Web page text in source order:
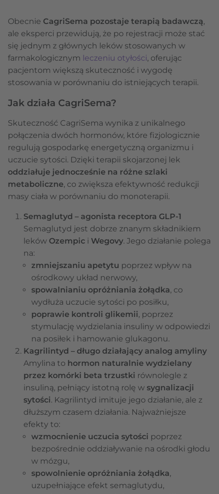
Obecnie CagriSema pozostaje terapią badawczą,
ale eksperci przewidują, że po rejestracji może stać
się jednym z głównych leków stosowanych w
farmakologicznym leczeniu otyłości, oferując
pacjentom większą skuteczność i wygodę
stosowania w porównaniu do istniejących terapii.
Jak działa CagriSema?
Skuteczność CagriSema wynika z unikalnego
połączenia dwóch hormonów, które fizjologicznie
regulują gospodarkę energetyczną organizmu i
uczucie sytości. Dzięki terapii skojarzonej lek
oddziałuje jednocześnie na różne szlaki
metaboliczne, co zwiększa efektywność redukcji
masy ciała w porównaniu do monoterapii.
Semaglutyd – agonista receptora GLP-1
Semaglutyd jest dobrze znanym składnikiem
leków Ozempic i Wegovy. Jego działanie polega
na:
zmniejszaniu apetytu poprzez wpływ na
ośrodkowy układ nerwowy,
spowalnianiu opróżniania żołądka, co
wydłuża uczucie sytości po posiłku,
poprawie kontroli glikemii, poprzez
stymulację wydzielania insuliny w odpowiedzi
na posiłek i hamowanie glukagonu.
Kagrilintyd – długo działający analog amyliny
Amylina to hormon naturalnie wydzielany
przez komórki beta trzustki równolegle z
insuliną, pełniący istotną rolę w sygnalizacji
sytości. Kagrilintyd imituje jego działanie, ale z
dłuższym czasem działania. Najważniejsze
efekty to:
wzmocnienie uczucia sytości poprzez
bezpośrednie oddziaływanie na ośrodki głodu
w mózgu,
spowolnienie opróżniania żołądka,
uzupełniające efekt semaglutydu,